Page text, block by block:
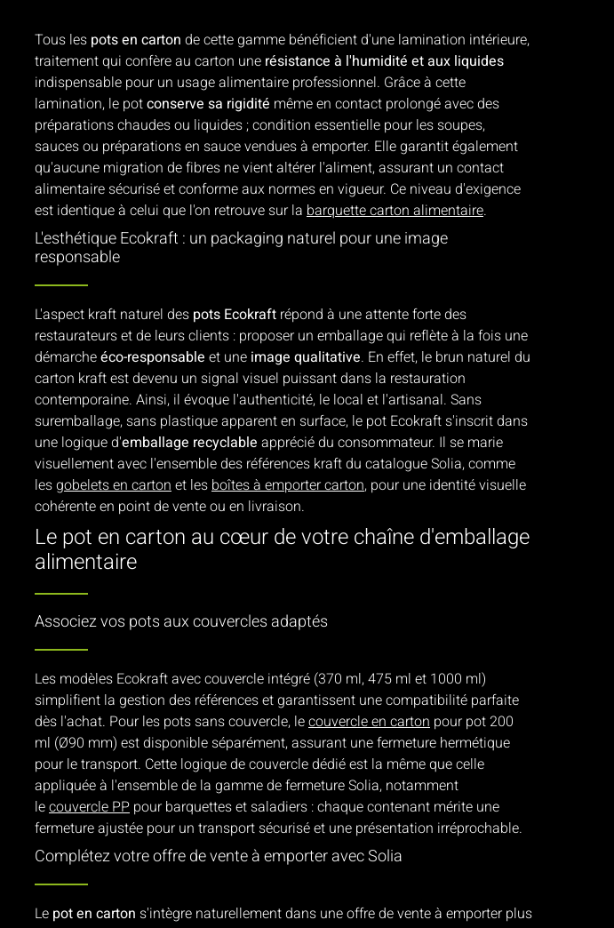
Tous les pots en carton de cette gamme bénéficient d'une lamination intérieure,
traitement qui confère au carton une résistance à l'humidité et aux liquides
indispensable pour un usage alimentaire professionnel. Grâce à cette
lamination, le potconserve sa rigidité même en contact prolongé avec des
préparations chaudes ou liquides ; condition essentielle pour les soupes,
sauces ou préparations en sauce vendues à emporter. Elle garantit également
qu'aucune migration de fibres ne vient altérer l'aliment, assurant un contact
alimentaire sécurisé et conforme aux normes en vigueur. Ce niveau d'exigence
est identique à celui que l'on retrouve sur la barquette carton alimentaire.
L'esthétique Ecokraft : un packaging naturel pour une image
responsable
L'aspect kraft naturel des pots Ecokraft répond à une attente forte des
restaurateurs et de leurs clients : proposer un emballage qui reflète à la fois une
démarcheéco-responsable et une image qualitative. En effet, le brun naturel du
carton kraft est devenu un signal visuel puissant dans la restauration
contemporaine. Ainsi, il évoque l'authenticité, le local et l'artisanal. Sans
suremballage, sans plastique apparent en surface, le pot Ecokraft s'inscrit dans
une logique d'emballage recyclable apprécié du consommateur. Il se marie
visuellement avec l'ensemble des références kraft du catalogue Solia, comme
lesgobelets en carton et les boîtes à emporter carton, pour une identité visuelle
cohérente en point de vente ou en livraison.
Le pot en carton au cœur de votre chaîne d'emballage
alimentaire
Associez vos pots aux couvercles adaptés
Les modèles Ecokraft avec couvercle intégré (370 ml, 475 ml et 1000 ml)
simplifient la gestion des références et garantissent une compatibilité parfaite
dès l'achat. Pour les pots sans couvercle, lecouvercle en carton pour pot 200
ml (Ø90 mm) est disponible séparément, assurant une fermeture hermétique
pour le transport. Cette logique de couvercle dédié est la même que celle
appliquée à l'ensemble de la gamme de fermeture Solia, notamment
lecouvercle PP pour barquettes et saladiers : chaque contenant mérite une
fermeture ajustée pour un transport sécurisé et une présentation irréprochable.
Complétez votre offre de vente à emporter avec Solia
Le pot en carton s'intègre naturellement dans une offre de vente à emporter plus